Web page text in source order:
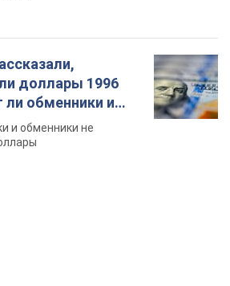
доллары 1996
обменники и
и обменники не